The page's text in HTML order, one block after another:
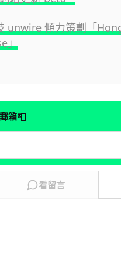
unwire 傾力策劃「
」
箱📮
看留言